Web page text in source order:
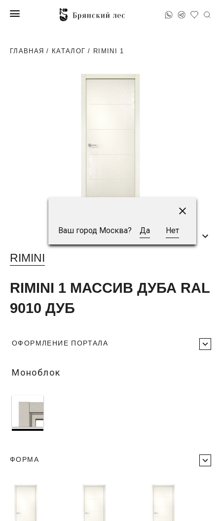
Ваш город Москва? Да Нет
ГЛАВНАЯ / КАТАЛОГ / RIMINI 1
RIMINI
RIMINI 1 МАССИВ ДУБА RAL
9010 ДУБ
ОФОРМЛЕНИЕ ПОРТАЛА
Моноблок
ФОРМА